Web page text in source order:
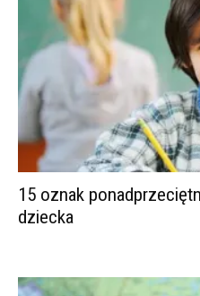
15 oznak
dziecka